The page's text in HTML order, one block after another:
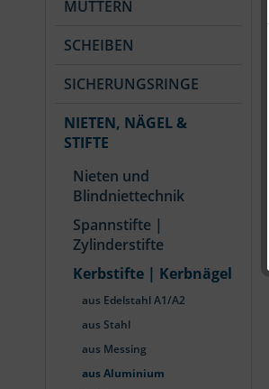
MUTTERN
SCHEIBEN
SICHERUNGSRINGE
NIETEN, NÄGEL &
STIFTE
Nieten und
Blindniettechnik
Spannstifte |
Zylinderstifte
Kerbstifte | Kerbnägel
aus Edelstahl A1/A2
aus Stahl
aus Messing
aus Aluminium